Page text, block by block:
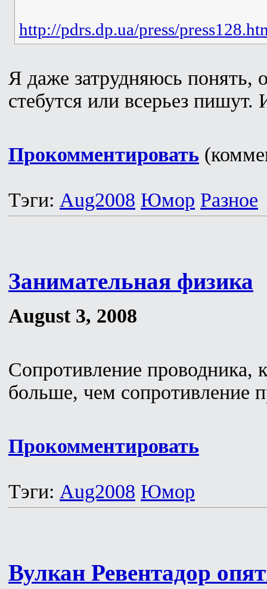
http://pdrs.dp.ua/press/
Я даже затрудняюсь понять,
стебутся или всерьез
Прокомментировать
Тэги: Aug2008 Юмор Разное
Занимательная физика
August 3, 2008
Сопротивление проводника,
больше, чем сопротивление
Прокомментировать
Тэги: Aug2008 Юмор
Вулкан Ревентадор